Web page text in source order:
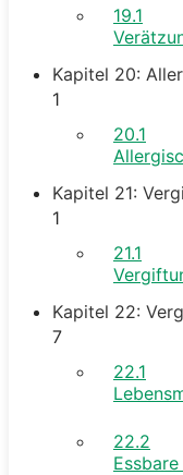
19.1
Kapitel 20:
1
20.1
Kapitel 21:
1
21.1
Kapitel 22:
7
22.1
22.2